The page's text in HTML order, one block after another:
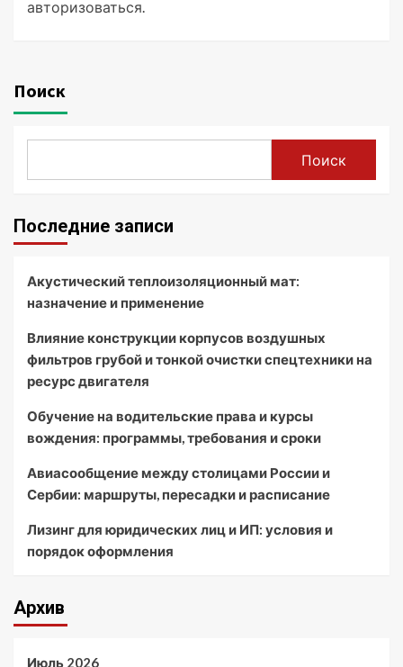
авторизоваться.
Поиск
Поиск
Последние записи
Акустический теплоизоляционный мат:
назначение и применение
Влияние конструкции корпусов воздушных
фильтров грубой и тонкой очистки спецтехники на
ресурс двигателя
Обучение на водительские права и курсы
вождения: программы, требования и сроки
Авиасообщение между столицами России и
Сербии: маршруты, пересадки и расписание
Лизинг для юридических лиц и ИП: условия и
порядок оформления
Архив
Июль 2026